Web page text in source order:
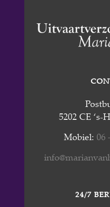
5202 CE ‘s-
Mobiel: 06
24/7